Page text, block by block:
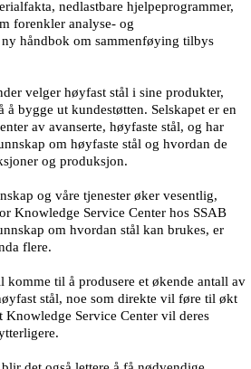
nedlastbare hjelpeprogrammer,
forenkler analyse- og
håndbok om sammenføying tilbys
velger høyfast stål i sine produkter,
å bygge ut kundestøtten. Selskapet er en
av avanserte, høyfaste stål, og har
om høyfaste stål og hvordan de
og produksjon.
og våre tjenester øker vesentlig,
Knowledge Service Center hos SSAB
om hvordan stål kan brukes, er
flere.
komme til å produsere et økende antall av
stål, noe som direkte vil føre til økt
Service Center vil deres